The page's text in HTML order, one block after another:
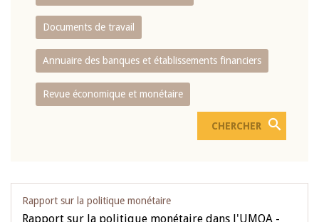
Documents de travail
Annuaire des banques et établissements financiers
Revue économique et monétaire
Rapport sur la politique monétaire
Rapport sur la politique monétaire dans l'UMOA -